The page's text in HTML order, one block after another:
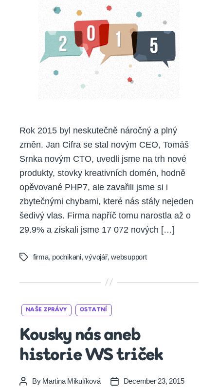
Rok 2015 byl neskutečně náročný a plný
změn. Jan Cifra se stal novým CEO, Tomáš
Srnka novým CTO, uvedli jsme na trh nové
produkty, stovky kreativních domén, hodně
opěvované PHP7, ale zavařili jsme si i
zbytečnými chybami, které nás stály nejeden
šedivý vlas. Firma napříč tomu narostla až o
29.9% a získali jsme 17 072 nových […]
Tagsfirma, podnikani,vývojář,websupport
Categories
NAŠE ZPRÁVY OSTATNÍ
Kousky nás aneb
historie WS triček
PostBy Martina Mikulíková
PostDecember 23, 2015